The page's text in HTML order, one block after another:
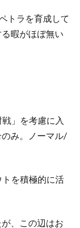
トラを育成して
暇がほぼ無い
」を考慮に入
み。ノーマル/
を積極的に活
、この辺はお